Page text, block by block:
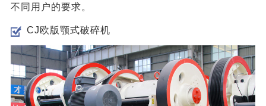
不同用户的要求。
CJ欧版颚式破碎机